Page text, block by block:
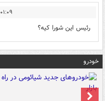
۰۱:۰۹ - ۱۳۹۴/۰۷/۲۱
رئیس این شورا کیه؟
خودرو